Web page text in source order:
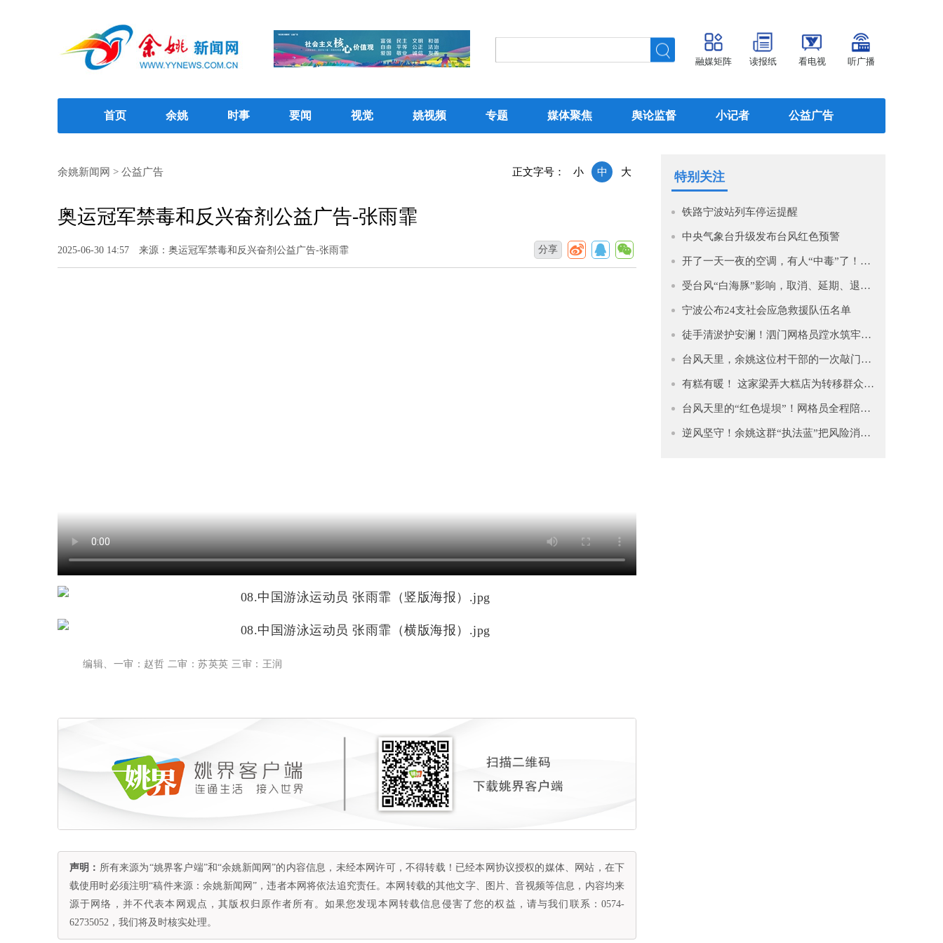
融媒矩阵 读报纸 看电视 听广播
首页 余姚 时事 要闻 视觉 姚视频 专题 媒体聚焦 舆论监督 小记者 公益广告
正文字号： 小 中 大
余姚新闻网 > 公益广告
奥运冠军禁毒和反兴奋剂公益广告-张雨霏
2025-06-30 14:57 来源：奥运冠军禁毒和反兴奋剂公益广告-张雨霏 分享
编辑、一审：赵哲 二审：苏英英 三审：王润
声明： 所有来源为“姚界客户端”和“余姚新闻网”的内容信息，未经本网许可，不得转载！已经本网协议授权的媒体、网站，在下
载使用时必须注明“稿件来源：余姚新闻网”，违者本网将依法追究责任。本网转载的其他文字、图片、音视频等信息，内容均来
源于网络，并不代表本网观点，其版权归原作者所有。如果您发现本网转载信息侵害了您的权益，请与我们联系：0574-
62735052，我们将及时核实处理。
特别关注
铁路宁波站列车停运提醒
中央气象台升级发布台风红色预警
开了一天一夜的空调，有人“中毒”了！医生提醒→
受台风“白海豚”影响，取消、延期、退款！
宁波公布24支社会应急救援队伍名单
徒手清淤护安澜！泗门网格员蹚水筑牢防汛“安全堤”
台风天里，余姚这位村干部的一次敲门救了一命！
有糕有暖！ 这家梁弄大糕店为转移群众送去“舌尖上的温暖”
台风天里的“红色堤坝”！网格员全程陪护摔伤老人就医
逆风坚守！余姚这群“执法蓝”把风险消除在风雨前